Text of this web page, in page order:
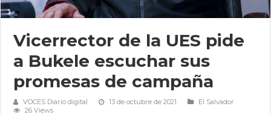
Vicerrector de la UES pide
a Bukele escuchar sus
promesas de campaña
VOCES Diario digital 13 de octubre de 2021
El Salvador
26 Views